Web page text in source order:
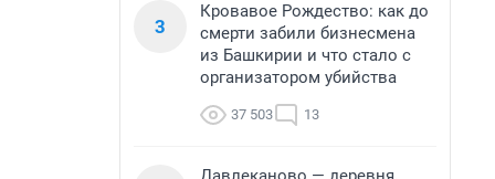
3
Кровавое Рождество: как до
смерти забили бизнесмена
из Башкирии и что стало с
организатором убийства
37 503 13